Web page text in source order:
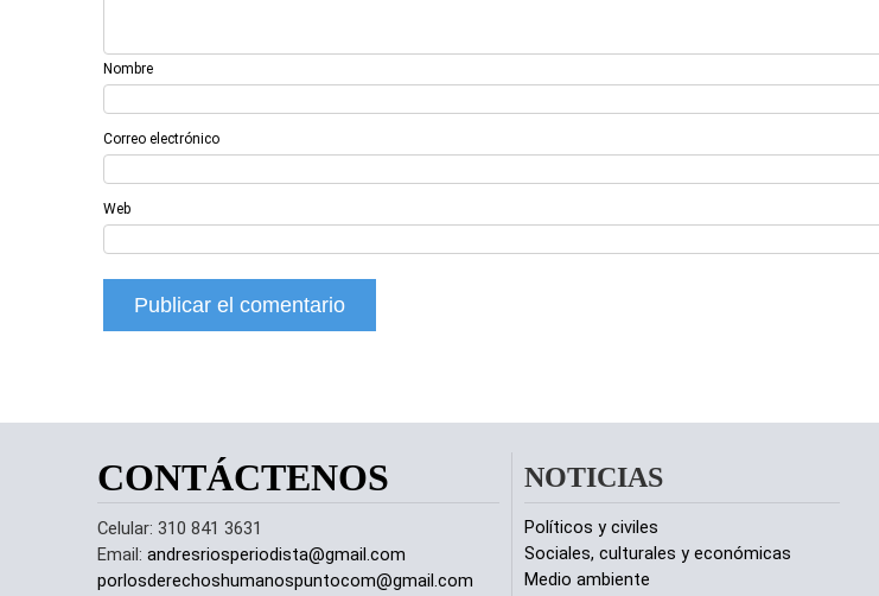
Nombre
Correo electrónico
Web
CONTÁCTENOS
Celular: 310 841 3631
Email: andresriosperiodista@gmail.com
porlosderechoshumanospuntocom@gmail.com
NOTICIAS
Políticos y civiles
Sociales, culturales y económicas
Medio ambiente